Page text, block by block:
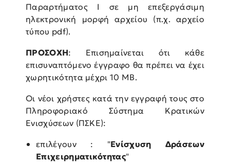
Παραρτήματος Ι σε μη επεξεργάσιμη
ηλεκτρονική μορφή αρχείου (π.χ. αρχείο
τύπου pdf).
ΠΡΟΣΟΧΗ: Επισημαίνεται ότι κάθε
επισυναπτόμενο έγγραφο θα πρέπει να έχει
χωρητικότητα μέχρι 10 ΜB.
Οι νέοι χρήστες κατά την εγγραφή τους στο
Πληροφοριακό Σύστημα Κρατικών
Ενισχύσεων (ΠΣΚΕ):
επιλέγουν : "Ενίσχυση Δράσεων
Επιχειρηματικότητας"